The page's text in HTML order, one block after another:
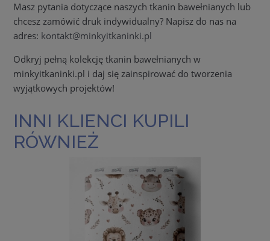
Masz pytania dotyczące naszych tkanin bawełnianych lub
chcesz zamówić druk indywidualny? Napisz do nas na
adres: kontakt@minkyitkaninki.pl
Odkryj pełną kolekcję tkanin bawełnianych w
minkyitkaninki.pl i daj się zainspirować do tworzenia
wyjątkowych projektów!
INNI KLIENCI KUPILI
RÓWNIEŻ